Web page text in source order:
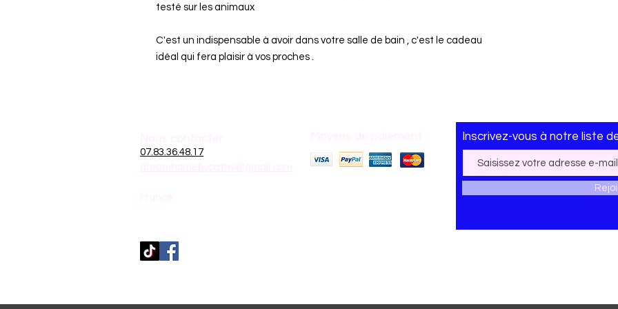
testé sur les animaux
C'est un indispensable à avoir dans votre salle de bain , c'est le cadeau
idéal qui fera plaisir à vos proches .
07.83.36.48.17
Inscrivez-vous à notre liste